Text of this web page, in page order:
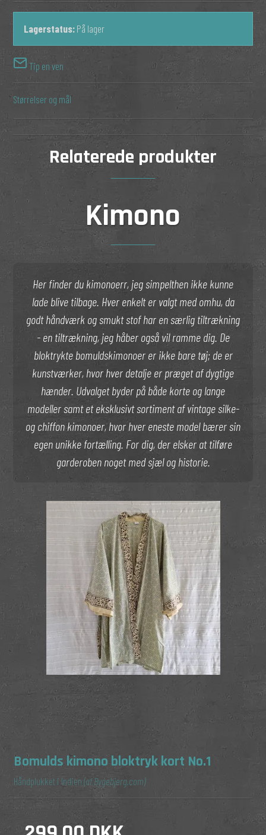
Lagerstatus: På lager
Tip en ven
Størrelser og mål
Relaterede produkter
Kimono
Her finder du kimonoerr, jeg simpelthen ikke kunne
lade blive tilbage. Hver enkelt er valgt med omhu, da
godt håndværk og smukt stof har en særlig tiltrækning
- en tiltrækning, jeg håber også vil ramme dig. De
bloktrykte bomuldskimonoer er ikke bare tøj; de er
kunstværker, hvor hver detalje er præget af dygtige
hænder. Udvalget byder på både korte og lange
modeller samt et eksklusivt sortiment af vintage silke-
og chiffon kimonoer, hvor hver eneste model bærer sin
egen unikke fortælling. For dig, der elsker at tilføre
garderoben noget med sjæl og historie.
Bomulds kimono bloktryk kort No.1
Håndplukket i Indien(af Bygebjerg.com)